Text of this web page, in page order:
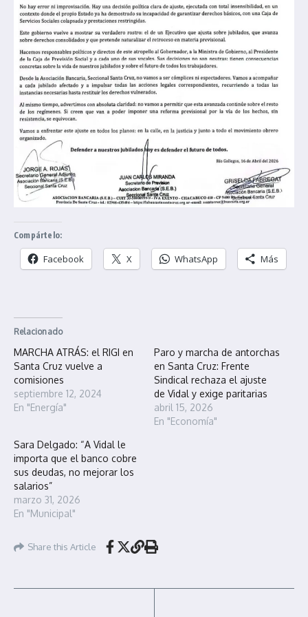
Compártelo:
Facebook X WhatsApp Más
Relacionado
MARCHA ATRÁS: el RIGI en
Santa Cruz vuelve a
comisiones
septiembre 12, 2024
En "Energía"
Paro y marcha de antorchas
en Santa Cruz: Frente
Sindical rechaza el ajuste
de Vidal y exige paritarias
abril 15, 2026
En "Economía"
Sara Delgado: “A Vidal le
importa que el banco cobre
sus deudas, no mejorar los
salarios”
marzo 31, 2026
En "Municipal"
Share this Article